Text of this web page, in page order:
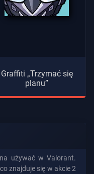
Graffiti „Trzymać się
planu”
używać w Valorant.
znajduje się w akcie 2